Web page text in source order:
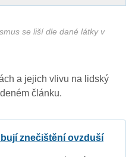
se liší dle dané látky v
a jejich vlivu na lidský
článku.
znečištění ovzduší